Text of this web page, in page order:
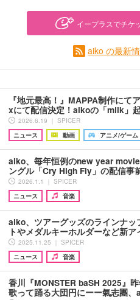
イープラスでチケ
aiko の最新
『地元最高！』MAPPA制作にて
xにて配信決定！aikoの「milk」
2026.6.19 ｜ SPICER
ニュース
動画 アニメ/ゲーム
aiko、毎年恒例のnew year
ングル「Cry High Fly」の配信事
2026.1.1 ｜ SPICER
ニュース
音楽
aiko、ツアーグッズのラインナ
トやメダルキーホルダーなど新
2025.11.25 ｜ SPICER
ニュース
音楽
香川『MONSTER baSH 2025』昨
歌って踊る大団円にーー氣志團